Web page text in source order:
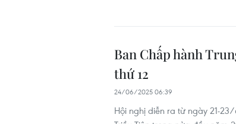
Ban Chấp hành
thứ 12
24/06/2025 06:39
Hội nghị diễn ra từ ngày 21-